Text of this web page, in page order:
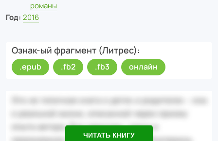
романы
Год: 2016
Ознак-ый фрагмент (Литрес)
.epub .fb2 .fb3 онлайн
ЧИТАТЬ КНИГУ